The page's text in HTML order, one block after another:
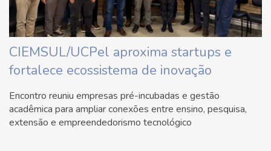
CIEMSUL/UCPel aproxima startups e
fortalece ecossistema de inovação
Encontro reuniu empresas pré-incubadas e gestão
acadêmica para ampliar conexões entre ensino, pesquisa,
extensão e empreendedorismo tecnológico